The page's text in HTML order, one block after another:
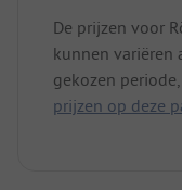
De prijzen voor
kunnen variëren
gekozen
prijzen op deze